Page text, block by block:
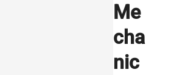
Me
cha
nic